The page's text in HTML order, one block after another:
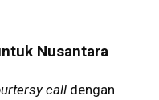
Nusantara
call dengan